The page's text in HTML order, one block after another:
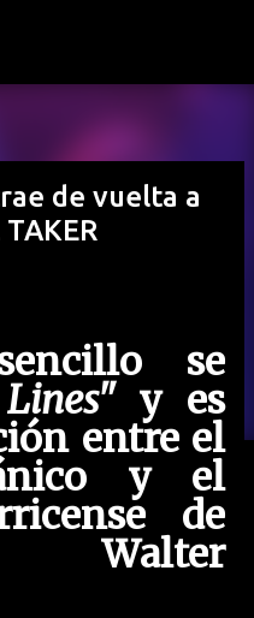
de vuelta a
se
y es
entre el
y el
de
Walter